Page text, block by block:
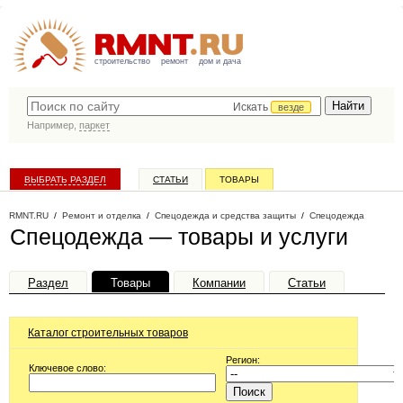
строительство ремонт дом и дача
Искать
везде
Например, паркет
ВЫБРАТЬ РАЗДЕЛ СТАТЬИ ТОВАРЫ
RMNT.RU / Ремонт и отделка / Спецодежда и средства защиты / Спецодежда
Спецодежда — товары и услуги
Раздел Товары Компании Статьи
Каталог строительных товаров
Ключевое слово:
Регион: